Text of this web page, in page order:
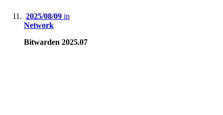
2025/08/09 in
Network
Bitwarden 2025.07